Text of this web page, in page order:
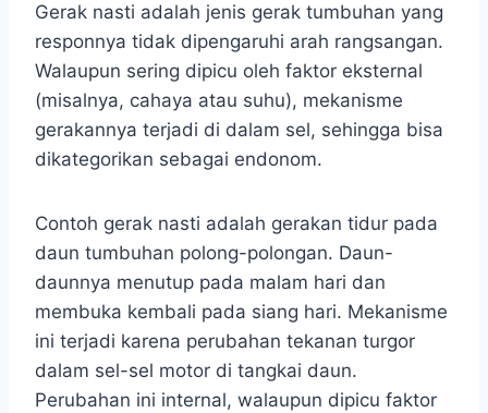
Gerak nasti adalah jenis gerak tumbuhan yang
responnya tidak dipengaruhi arah rangsangan.
Walaupun sering dipicu oleh faktor eksternal
(misalnya, cahaya atau suhu), mekanisme
gerakannya terjadi di dalam sel, sehingga bisa
dikategorikan sebagai endonom.
Contoh gerak nasti adalah gerakan tidur pada
daun tumbuhan polong-polongan. Daun-
daunnya menutup pada malam hari dan
membuka kembali pada siang hari. Mekanisme
ini terjadi karena perubahan tekanan turgor
dalam sel-sel motor di tangkai daun.
Perubahan ini internal, walaupun dipicu faktor